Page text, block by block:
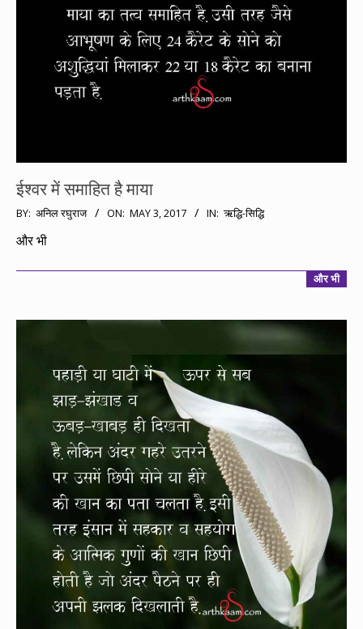
ईश्वर में समाहित है माया
2017-
05-
BY: अनिल रघुराज ON: MAY 3, 2017 IN: ऋद्धि-सिद्धि
और भी
और भी